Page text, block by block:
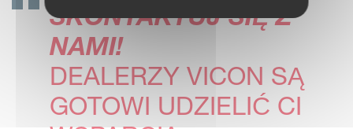
SKONTAKTUJ SIĘ Z
NAMI!
DEALERZY VICON SĄ
GOTOWI UDZIELIĆ CI